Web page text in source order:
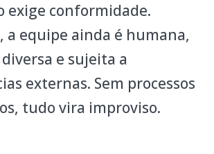
exige conformidade.
a equipe ainda é humana,
e sujeita a
externas. Sem processos
tudo vira improviso.